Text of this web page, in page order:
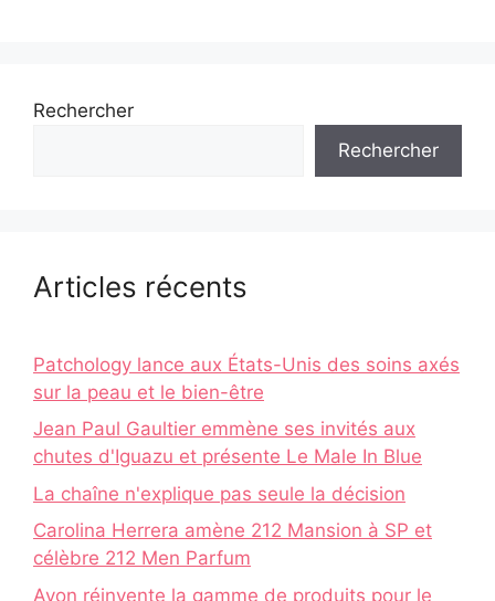
Rechercher
Rechercher
Articles récents
Patchology lance aux États-Unis des soins axés
sur la peau et le bien-être
Jean Paul Gaultier emmène ses invités aux
chutes d'Iguazu et présente Le Male In Blue
La chaîne n'explique pas seule la décision
Carolina Herrera amène 212 Mansion à SP et
célèbre 212 Men Parfum
Avon réinvente la gamme de produits pour le